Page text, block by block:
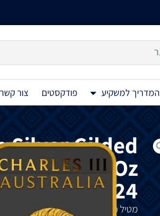
המדריך למשקיע פודקסטים צור קשר
Silver Gilded
Bar 1 Oz
2024
מטילכסף